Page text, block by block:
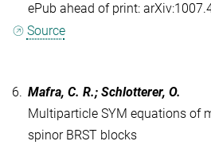
ePub ahead of print:
Source
6. Mafra, C. R.; Schlotterer, O.
Multiparticle SYM equations of
spinor BRST blocks